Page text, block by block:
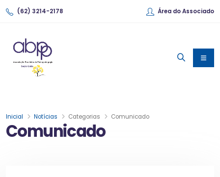
(62) 3214-2178 Área do Associado
Comunicado
Inicial Notícias Categorias Comunicado